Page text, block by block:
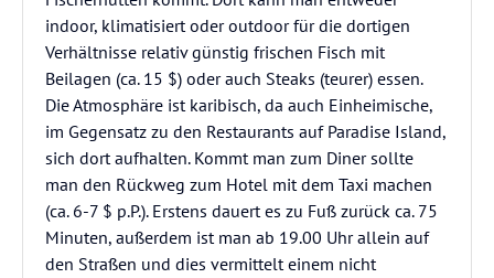
indoor, klimatisiert oder outdoor für die dortigen
Verhältnisse relativ günstig frischen Fisch mit
Beilagen (ca. 15 $) oder auch Steaks (teurer) essen.
Die Atmosphäre ist karibisch, da auch Einheimische,
im Gegensatz zu den Restaurants auf Paradise Island,
sich dort aufhalten. Kommt man zum Diner sollte
man den Rückweg zum Hotel mit dem Taxi machen
(ca. 6-7 $ p.P.). Erstens dauert es zu Fuß zurück ca. 75
Minuten, außerdem ist man ab 19.00 Uhr allein auf
den Straßen und dies vermittelt einem nicht